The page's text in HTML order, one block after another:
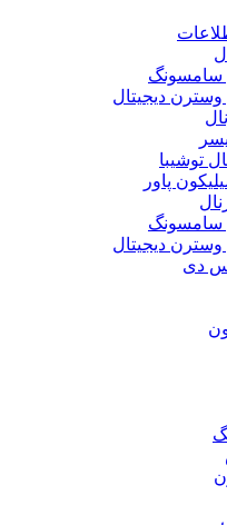
دیجیتال
توشیبا
پاور
دیجیتال
دی